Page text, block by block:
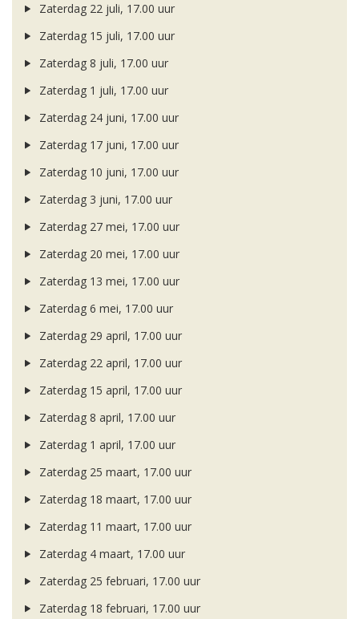
Zaterdag 22 juli, 17.00 uur
Zaterdag 15 juli, 17.00 uur
Zaterdag 8 juli, 17.00 uur
Zaterdag 1 juli, 17.00 uur
Zaterdag 24 juni, 17.00 uur
Zaterdag 17 juni, 17.00 uur
Zaterdag 10 juni, 17.00 uur
Zaterdag 3 juni, 17.00 uur
Zaterdag 27 mei, 17.00 uur
Zaterdag 20 mei, 17.00 uur
Zaterdag 13 mei, 17.00 uur
Zaterdag 6 mei, 17.00 uur
Zaterdag 29 april, 17.00 uur
Zaterdag 22 april, 17.00 uur
Zaterdag 15 april, 17.00 uur
Zaterdag 8 april, 17.00 uur
Zaterdag 1 april, 17.00 uur
Zaterdag 25 maart, 17.00 uur
Zaterdag 18 maart, 17.00 uur
Zaterdag 11 maart, 17.00 uur
Zaterdag 4 maart, 17.00 uur
Zaterdag 25 februari, 17.00 uur
Zaterdag 18 februari, 17.00 uur